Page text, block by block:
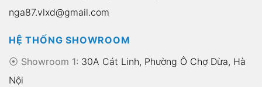
nga87.vlxd@gmail.com
HỆ THỐNG SHOWROOM
⦿ Showroom 1: 30A Cát Linh, Phường Ô Chợ Dừa, Hà
Nội